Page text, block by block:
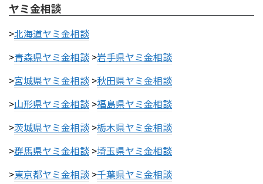
ヤミ金相談
>北海道ヤミ金相談
>青森県ヤミ金相談 >岩手県ヤミ金相談
>宮城県ヤミ金相談 >秋田県ヤミ金相談
>山形県ヤミ金相談 >福島県ヤミ金相談
>茨城県ヤミ金相談 >栃木県ヤミ金相談
>群馬県ヤミ金相談 >埼玉県ヤミ金相談
>東京都ヤミ金相談 >千葉県ヤミ金相談